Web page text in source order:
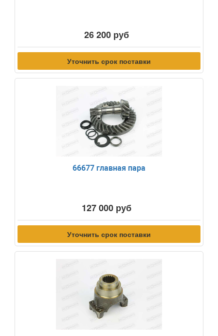
26 200 руб
Уточнить срок поставки
66677 главная пара
127 000 руб
Уточнить срок поставки